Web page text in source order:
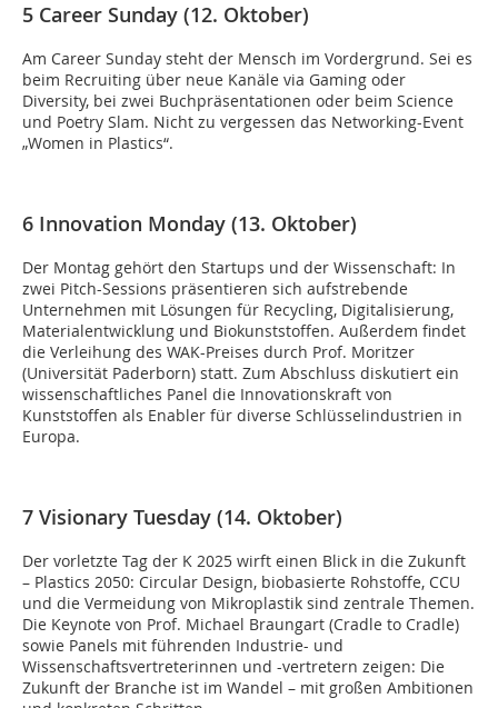
5 Career Sunday (12. Oktober)
Am Career Sunday steht der Mensch im Vordergrund. Sei es
beim Recruiting über neue Kanäle via Gaming oder
Diversity, bei zwei Buchpräsentationen oder beim Science
und Poetry Slam. Nicht zu vergessen das Networking-Event
„Women in Plastics“.
6 Innovation Monday (13. Oktober)
Der Montag gehört den Startups und der Wissenschaft: In
zwei Pitch-Sessions präsentieren sich aufstrebende
Unternehmen mit Lösungen für Recycling, Digitalisierung,
Materialentwicklung und Biokunststoffen. Außerdem findet
die Verleihung des WAK-Preises durch Prof. Moritzer
(Universität Paderborn) statt. Zum Abschluss diskutiert ein
wissenschaftliches Panel die Innovationskraft von
Kunststoffen als Enabler für diverse Schlüsselindustrien in
Europa.
7 Visionary Tuesday (14. Oktober)
Der vorletzte Tag der K 2025 wirft einen Blick in die Zukunft
– Plastics 2050: Circular Design, biobasierte Rohstoffe, CCU
und die Vermeidung von Mikroplastik sind zentrale Themen.
Die Keynote von Prof. Michael Braungart (Cradle to Cradle)
sowie Panels mit führenden Industrie- und
Wissenschaftsvertreterinnen und -vertretern zeigen: Die
Zukunft der Branche ist im Wandel – mit großen Ambitionen